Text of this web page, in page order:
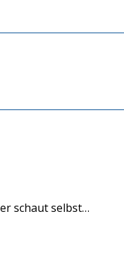
schaut selbst…